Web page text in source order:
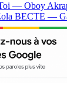
— Oboy
BECTE —